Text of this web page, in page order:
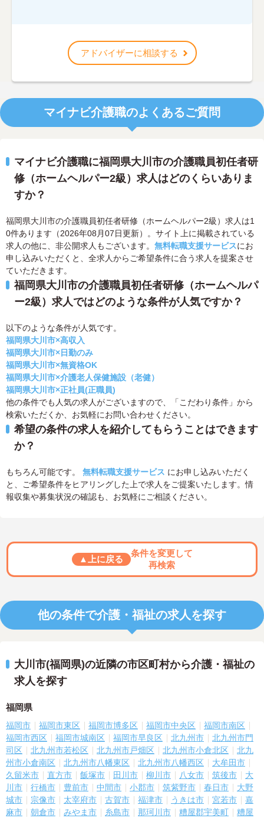
アドバイザーに相談する
マイナビ介護職のよくあるご質問
マイナビ介護職に福岡県大川市の介護職員初任者研
修（ホームヘルパー2級）求人はどのくらいありま
すか？
福岡県大川市の介護職員初任者研修（ホームヘルパー2級）求人は1
0件あります（2026年08月07日更新）。サイト上に掲載されている
求人の他に、非公開求人もございます。 無料転職支援サービスにお
申し込みいただくと、全求人からご希望条件に合う求人を提案させ
ていただきます。
福岡県大川市の介護職員初任者研修（ホームヘルパ
ー2級）求人ではどのような条件が人気ですか？
以下のような条件が人気です。
福岡県大川市×高収入
福岡県大川市×日勤のみ
福岡県大川市×無資格OK
福岡県大川市×介護老人保健施設（老健）
福岡県大川市×正社員(正職員)
他の条件でも人気の求人がございますので、「こだわり条件」から
検索いただくか、お気軽にお問い合わせください。
希望の条件の求人を紹介してもらうことはできます
か？
もちろん可能です。 無料転職支援サービス にお申し込みいただく
と、ご希望条件をヒアリングした上で求人をご提案いたします。情
報収集や募集状況の確認も、お気軽にご相談ください。
▲上に戻る
条件を変更して
再検索
他の条件で介護・福祉の求人を探す
大川市(福岡県)の近隣の市区町村から介護・福祉の
求人を探す
福岡県
福岡市 福岡市東区 福岡市博多区 福岡市中央区
福岡市南区
福岡市西区
福岡市城南区 福岡市早良区 北九州市
北九州市門
司区
北九州市若松区 北九州市戸畑区 北九州市小倉北区
北九
州市小倉南区
北九州市八幡東区 北九州市八幡西区
大牟田市
久留米市
直方市 飯塚市 田川市 柳川市 八女市 筑後市
大
川市
行橋市 豊前市 中間市 小郡市 筑紫野市 春日市
大野
城市
宗像市 太宰府市 古賀市 福津市 うきは市 宮若市
嘉
麻市
朝倉市 みやま市 糸島市 那珂川市 糟屋郡宇美町
糟屋